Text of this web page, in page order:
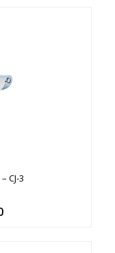
CJ-3
Price